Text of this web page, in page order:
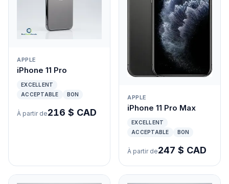
APPLE
iPhone 11 Pro
EXCELLENT
ACCEPTABLE
BON
À partir de216 $ CAD
APPLE
iPhone 11 Pro Max
EXCELLENT
ACCEPTABLE
BON
À partir de247 $ CAD